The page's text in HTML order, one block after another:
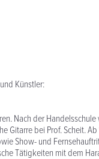
Künstler:
Nach der
Gitarre bei Prof. Scheit.
Show- und
Tätigkeiten mit dem